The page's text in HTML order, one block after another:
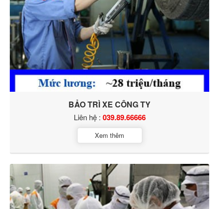
BẢO TRÌ XE CÔNG TY
Liên hệ : 039.89.66666
Xem thêm